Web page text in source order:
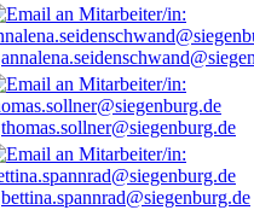
thomas.sollner@siegenburg.de
bettina.spannrad@siegenburg.de